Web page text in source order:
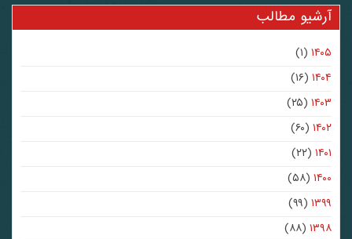
آرشیو مطالب
(۱)
(۱۶)
(۲۵)
(۶۰)
(۲۲)
(۵۸)
(۹۹)
۱۳۹۸(۸۸)